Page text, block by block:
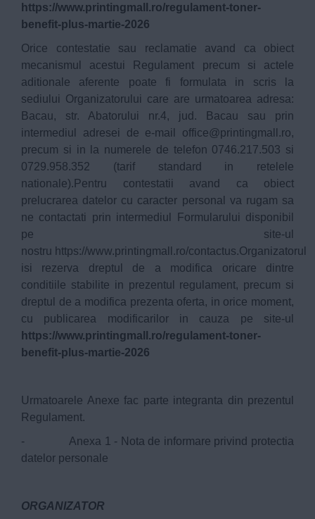
https://www.printingmall.ro/regulament-toner-
benefit-plus-martie-2026
Orice contestatie sau reclamatie avand ca obiect
mecanismul acestui Regulament precum si actele
aditionale aferente poate fi formulata in scris la
sediului Organizatorului care are urmatoarea adresa:
Bacau, str. Abatorului nr.4, jud. Bacau sau prin
intermediul adresei de e-mail office@printingmall.ro,
precum si in la numerele de telefon 0746.217.503 si
0729.958.352 (tarif standard in retelele
nationale).Pentru contestatii avand ca obiect
prelucrarea datelor cu caracter personal va rugam sa
ne contactati prin intermediul Formularului disponibil
pe site-ul
nostru https://www.printingmall.ro/contactus.Organizatorul
isi rezerva dreptul de a modifica oricare dintre
conditiile stabilite in prezentul regulament, precum si
dreptul de a modifica prezenta oferta, in orice moment,
cu publicarea modificarilor in cauza pe site-ul
https://www.printingmall.ro/regulament-toner-
benefit-plus-martie-2026
Urmatoarele Anexe fac parte integranta din prezentul
Regulament.
- Anexa 1 - Nota de informare privind protectia
datelor personale
ORGANIZATOR